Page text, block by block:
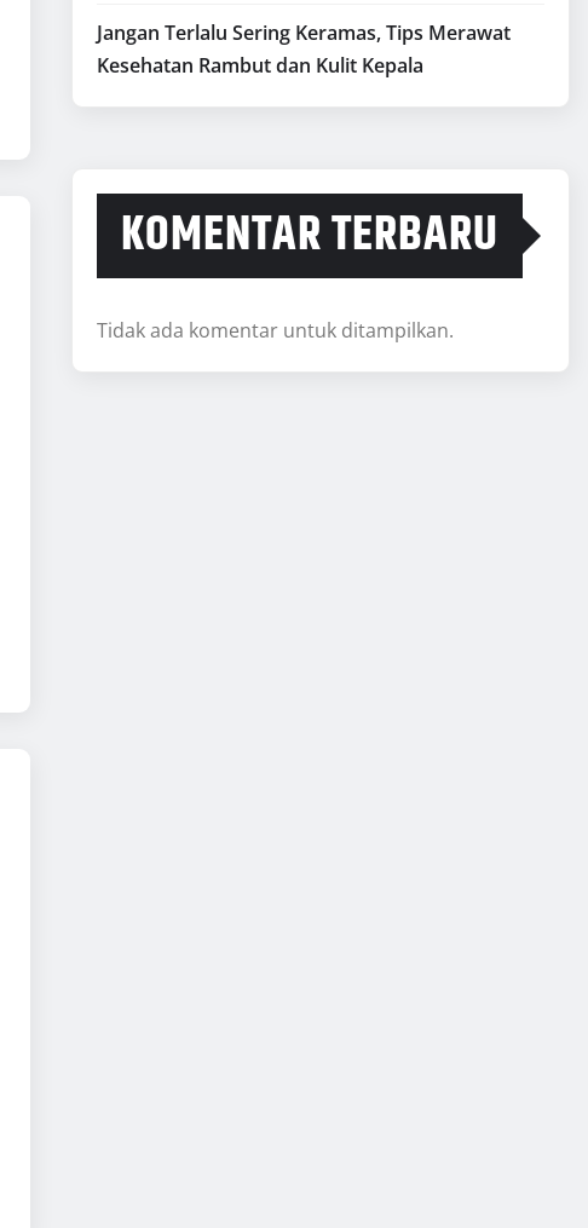
Jangan Terlalu Sering Keramas, Tips Merawat
Kesehatan Rambut dan Kulit Kepala
KOMENTAR TERBARU
Tidak ada komentar untuk ditampilkan.